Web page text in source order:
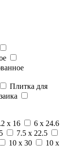
Плитка для
x 16
6 x 24.6
7.5 x 22.5
10 x 30 10 x